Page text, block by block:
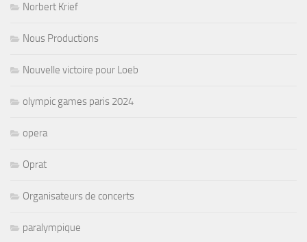
Norbert Krief
Nous Productions
Nouvelle victoire pour Loeb
olympic games paris 2024
opera
Oprat
Organisateurs de concerts
paralympique